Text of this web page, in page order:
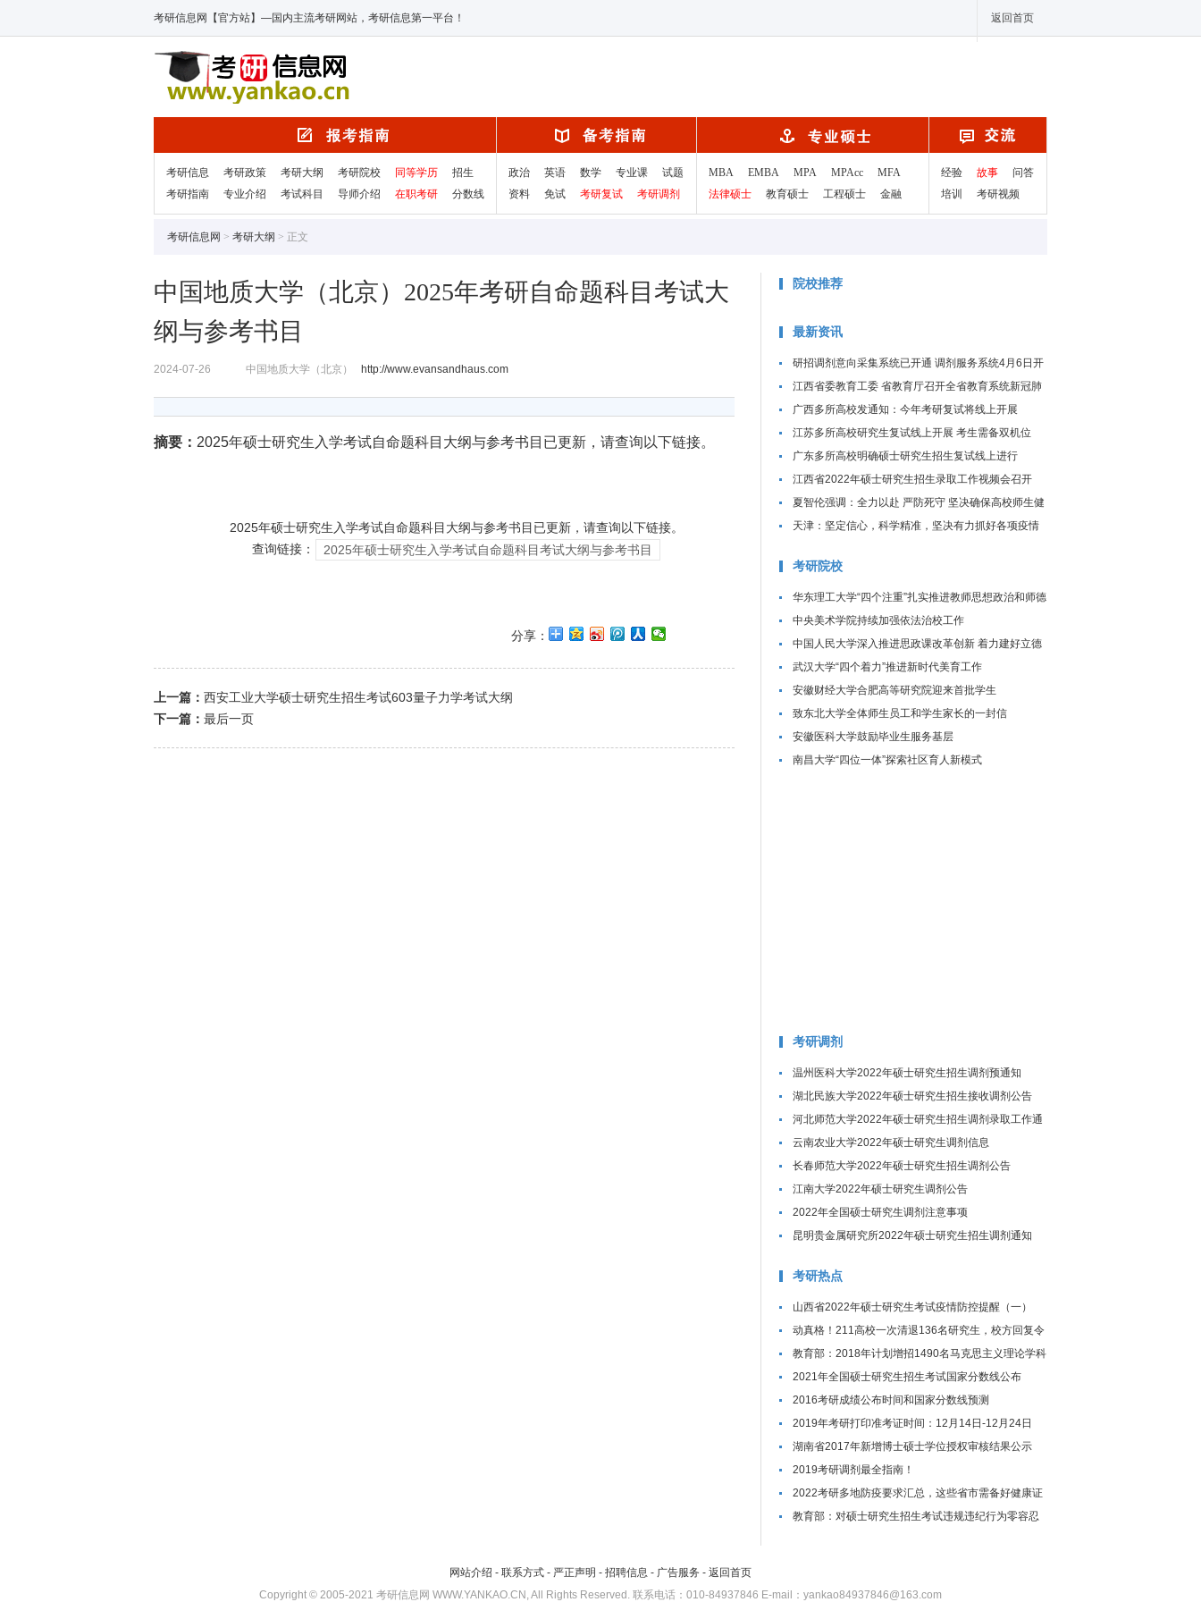
考研信息网【官方站】—国内主流考研网站，考研信息第一平台！ 返回首页
考研信息 考研政策 考研大纲 考研院校 同等学历
招生
考研指南
专业介绍 考试科目 导师介绍 在职考研 分数线
政治 英语 数学 专业课
试题
资料
免试 考研复试 考研调剂
MBA EMBA MPA MPAcc
MFA
法律硕士
教育硕士 工程硕士 金融
经验 故事
问答
培训
考研视频
考研信息网 > 考研大纲 > 正文
中国地质大学（北京）2025年考研自命题科目考试大
纲与参考书目
2024-07-26 中国地质大学（北京） http://www.evansandhaus.com
摘要： 2025年硕士研究生入学考试自命题科目大纲与参考书目已更新，请查询以下链接。
2025年硕士研究生入学考试自命题科目大纲与参考书目已更新，请查询以下链接。
查询链接：
2025年硕士研究生入学考试自命题科目考试大纲与参考书目
分享：
上一篇： 西安工业大学硕士研究生招生考试603量子力学考试大纲
下一篇： 最后一页
院校推荐
最新资讯
研招调剂意向采集系统已开通 调剂服务系统4月6日开
通
江西省委教育工委 省教育厅召开全省教育系统新冠肺
炎疫情防控工作视频调度会议
广西多所高校发通知：今年考研复试将线上开展
江苏多所高校研究生复试线上开展 考生需备双机位
广东多所高校明确硕士研究生招生复试线上进行
江西省2022年硕士研究生招生录取工作视频会召开
夏智伦强调：全力以赴 严防死守 坚决确保高校师生健
康、校园平安
天津：坚定信心，科学精准，坚决有力抓好各项疫情
考研院校
华东理工大学“四个注重”扎实推进教师思想政治和师德
师风建设工作
中央美术学院持续加强依法治校工作
中国人民大学深入推进思政课改革创新 着力建好立德
树人关键课程
武汉大学“四个着力”推进新时代美育工作
安徽财经大学合肥高等研究院迎来首批学生
致东北大学全体师生员工和学生家长的一封信
安徽医科大学鼓励毕业生服务基层
南昌大学“四位一体”探索社区育人新模式
考研调剂
温州医科大学2022年硕士研究生招生调剂预通知
湖北民族大学2022年硕士研究生招生接收调剂公告
河北师范大学2022年硕士研究生招生调剂录取工作通
知
云南农业大学2022年硕士研究生调剂信息
长春师范大学2022年硕士研究生招生调剂公告
江南大学2022年硕士研究生调剂公告
2022年全国硕士研究生调剂注意事项
昆明贵金属研究所2022年硕士研究生招生调剂通知
考研热点
山西省2022年硕士研究生考试疫情防控提醒（一）
动真格！211高校一次清退136名研究生，校方回复令
人惊讶
教育部：2018年计划增招1490名马克思主义理论学科
研究生
2021年全国硕士研究生招生考试国家分数线公布
2016考研成绩公布时间和国家分数线预测
2019年考研打印准考证时间：12月14日-12月24日
湖南省2017年新增博士硕士学位授权审核结果公示
2019考研调剂最全指南！
2022考研多地防疫要求汇总，这些省市需备好健康证
明！
教育部：对硕士研究生招生考试违规违纪行为零容忍
网站介绍 - 联系方式 - 严正声明 - 招聘信息 - 广告服务 - 返回首页
Copyright © 2005-2021 考研信息网 WWW.YANKAO.CN, All Rights Reserved. 联系电话：010-84937846 E-mail：yankao84937846@163.com